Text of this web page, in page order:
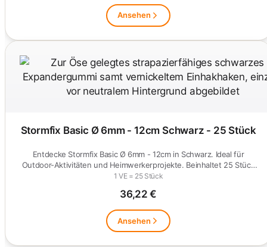
Ansehen
Stormfix Basic Ø 6mm - 12cm Schwarz - 25 Stück
Entdecke Stormfix Basic Ø 6mm - 12cm in Schwarz. Ideal für
Outdoor-Aktivitäten und Heimwerkerprojekte. Beinhaltet 25 Stück
für…
1 VE = 25 Stück
36,22 €
Ansehen